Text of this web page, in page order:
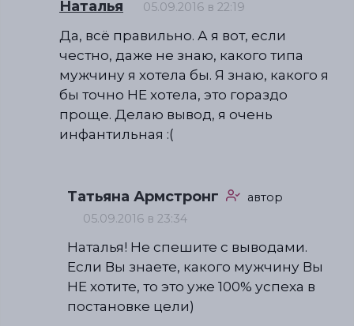
Наталья 05.09.2016 в 22:19
Да, всё правильно. А я вот, если
честно, даже не знаю, какого типа
мужчину я хотела бы. Я знаю, какого я
бы точно НЕ хотела, это гораздо
проще. Делаю вывод, я очень
инфантильная :(
Татьяна Армстронг
автор
05.09.2016 в 23:34
Наталья! Не спешите с выводами.
Если Вы знаете, какого мужчину Вы
НЕ хотите, то это уже 100% успеха в
постановке цели)